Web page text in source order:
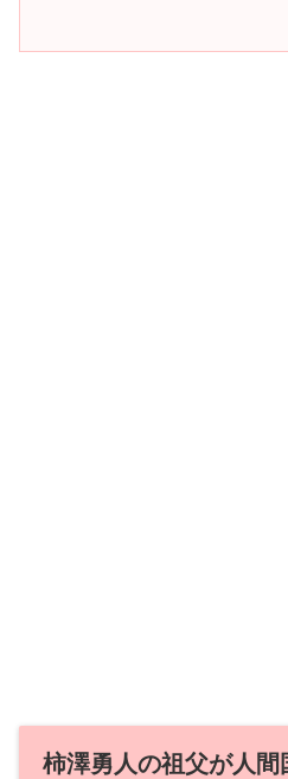
柿澤勇人の祖父が人